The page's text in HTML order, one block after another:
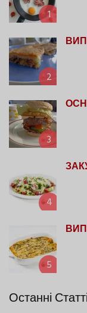
1
2
3
4
5
Останні Статті